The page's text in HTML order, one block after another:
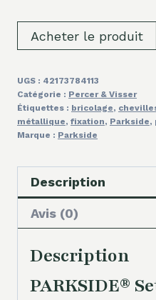
Acheter le produit
UGS : 42173784113
Catégorie : Percer & Visser
Étiquettes : bricolage,
métallique, fixation, Parkside,
Marque : Parkside
Description
Avis (0)
Description
PARKSIDE®